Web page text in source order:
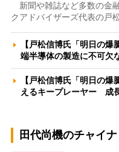
新聞や雑誌など多数の金
クアドバイザーズ代表の戸
【戸松信博氏「明日の
端半導体の製造に不可欠
【戸松信博氏「明日の
えるキープレーヤー 成
田代尚機のチャイ